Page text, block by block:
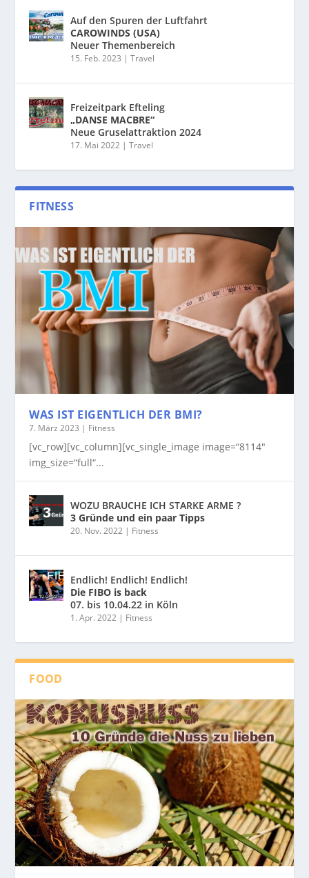
Auf den Spuren der Luftfahrt
CAROWINDS (USA)
Neuer Themenbereich
15. Feb. 2023 |Travel
Freizeitpark Efteling
„DANSE MACBRE“
Neue Gruselattraktion 2024
17. Mai 2022 |Travel
FITNESS
WAS IST EIGENTLICH DER BMI?
7. März 2023 | Fitness
[vc_row][vc_column][vc_single_image image=“8114″
img_size=“full“...
WOZU BRAUCHE ICH STARKE ARME ?
3 Gründe und ein paar Tipps
20. Nov. 2022 | Fitness
Endlich! Endlich! Endlich!
Die FIBO is back
07. bis 10.04.22 in Köln
1. Apr. 2022 | Fitness
FOOD